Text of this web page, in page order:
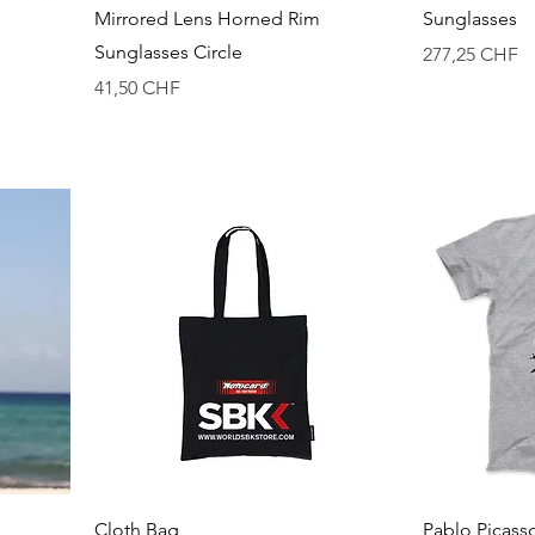
Mirrored Lens Horned Rim
Sunglasses Circle
Precio
41,50 CHF
Sunglasses
Precio
277,25 CHF
Cloth Bag
Pablo